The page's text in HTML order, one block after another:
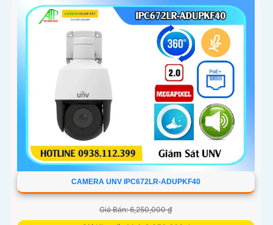
CAMERA UNV IPC672LR-ADUPKF40
Giá Bán: 6,250,000 ₫